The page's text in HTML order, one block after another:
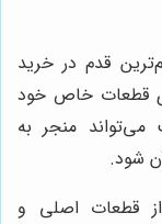
قدم در خرید
قطعات خاص خود
منجر به
شود.
از قطعات اصلی و